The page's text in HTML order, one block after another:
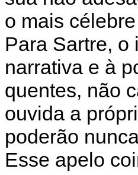
o mais
Para Sartre, o
narrativa e à
quentes, não
ouvida a
poderão
Esse apelo